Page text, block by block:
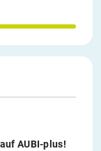
AUBI-plus!